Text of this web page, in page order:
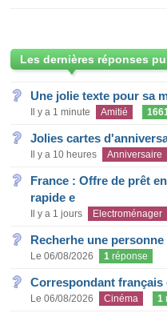
Les dernières réponses
Une jolie texte pour sa
Il y a 1 minute Amitié
Jolies cartes
Il y a 10 heures Anniversaire
France : Offre de prêt
rapide e
Il y a 1 jours Electroménager
Recherhe une
Le 06/08/2026 1 réponse
Correspondant français
Le 06/08/2026 Cinéma 1